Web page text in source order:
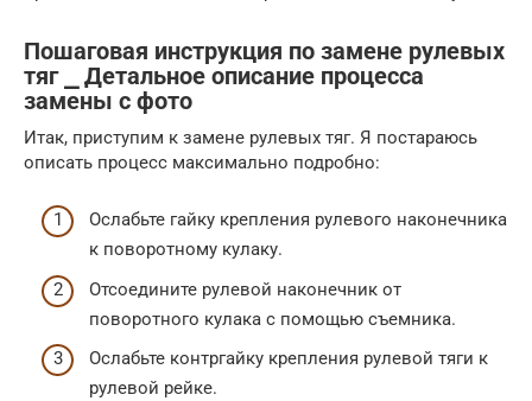
Пошаговая инструкция по замене рулевых
тяг ⎯ Детальное описание процесса
замены с фото
Итак, приступим к замене рулевых тяг. Я постараюсь
описать процесс максимально подробно:
Ослабьте гайку крепления рулевого наконечника
к поворотному кулаку.
Отсоедините рулевой наконечник от
поворотного кулака с помощью съемника.
Ослабьте контргайку крепления рулевой тяги к
рулевой рейке.